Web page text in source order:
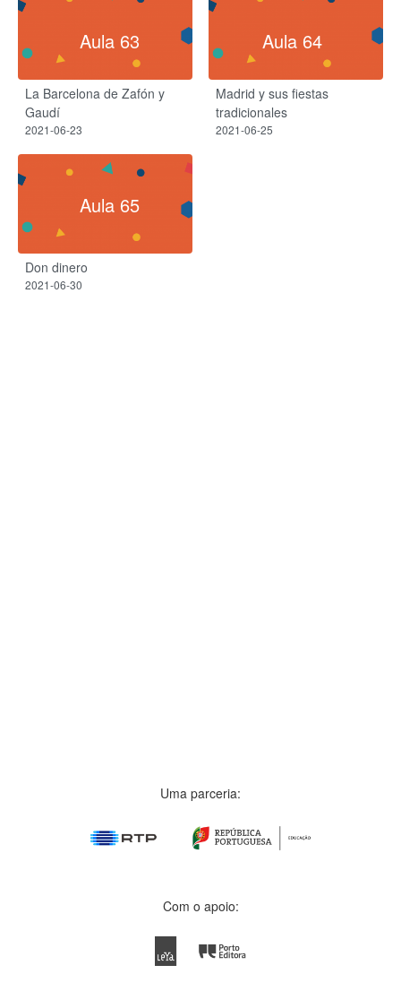
Aula 63
La Barcelona de Zafón y
Gaudí
2021-06-23
Aula 64
Madrid y sus fiestas
tradicionales
2021-06-25
Aula 65
Don dinero
2021-06-30
Uma parceria:
Com o apoio: